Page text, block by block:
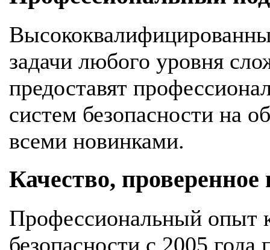
задачи любого уровня
предоставят
систем безопасности на
всеми новинками.
Качество,
Профессиональный опыт
безопасности с 2005 года